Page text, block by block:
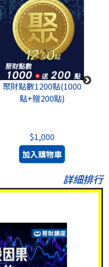
詳細排行
聚財點數1200點(1000
點+贈200點)
$1,000
加入購物車